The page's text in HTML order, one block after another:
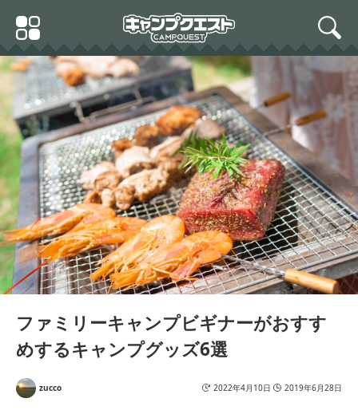
Primary
Menu
search
ファミリーキャンプビギナーがおすす
めするキャンプグッズ6選
zucco 2022年4月10日 2019年6月28日
コールマン Coleman ター
プテント ラウンドスクリ
ーン2ルームハウス 170T1
4150J
Coleman(コールマン) コ
ンロ クールスパイダース
テンレスグリル 引き出し
式ロストル レッド 3~4人
用 170-9367
Coleman(コールマン) テ
ーブル ナチュラルモザイ
クBBQテーブル 110プラ
ス 2000026760
[クイックキャンプ] 車中泊
ータブル 高密度ウレタン
自動膨張 ハイエース 収納
FIELDOOR アンティーク
【レッド】 暖色 明るさ無
tower ゴミ袋&レジ袋スタ